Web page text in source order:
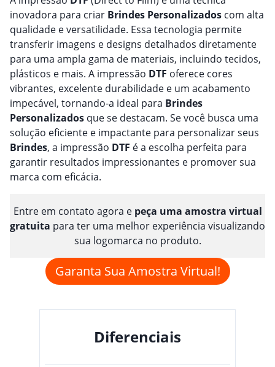
inovadora para criar Brindes Personalizados com alta
qualidade e versatilidade. Essa tecnologia permite
transferir imagens e designs detalhados diretamente
para uma ampla gama de materiais, incluindo tecidos,
plásticos e mais. A impressão DTF oferece cores
vibrantes, excelente durabilidade e um acabamento
impecável, tornando-a ideal para Brindes
Personalizados que se destacam. Se você busca uma
solução eficiente e impactante para personalizar seus
Brindes, a impressão DTF é a escolha perfeita para
garantir resultados impressionantes e promover sua
marca com eficácia.
Entre em contato agora e peça uma amostra virtual
gratuita para ter uma melhor experiência visualizando
sua logomarca no produto.
Garanta Sua Amostra Virtual!
Diferenciais